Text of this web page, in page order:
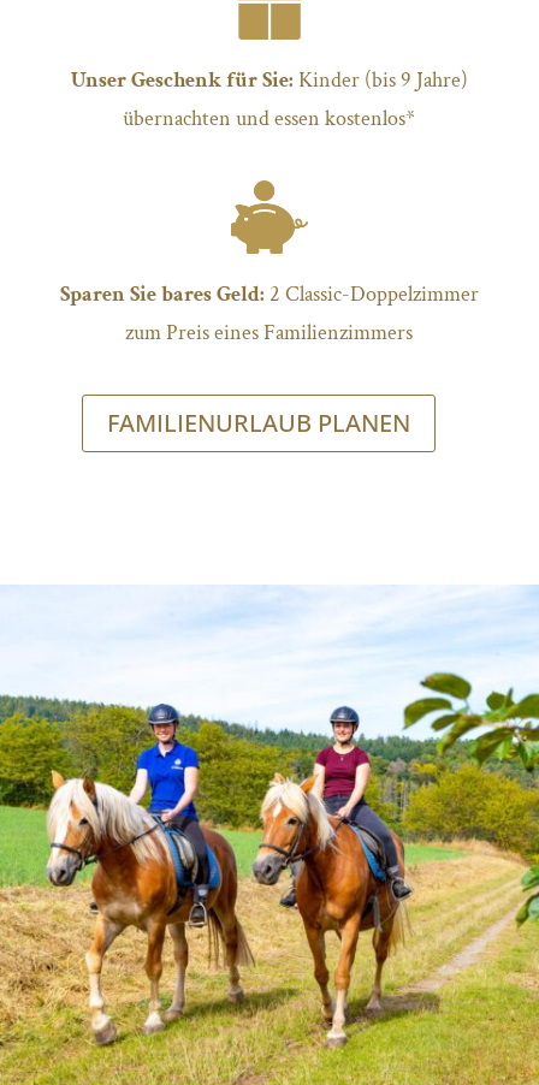
Unser Geschenk für Sie: Kinder (bis 9 Jahre)
übernachten und essen kostenlos*
Sparen Sie bares Geld: 2 Classic-Doppelzimmer
zum Preis eines Familienzimmers
FAMILIENURLAUB PLANEN